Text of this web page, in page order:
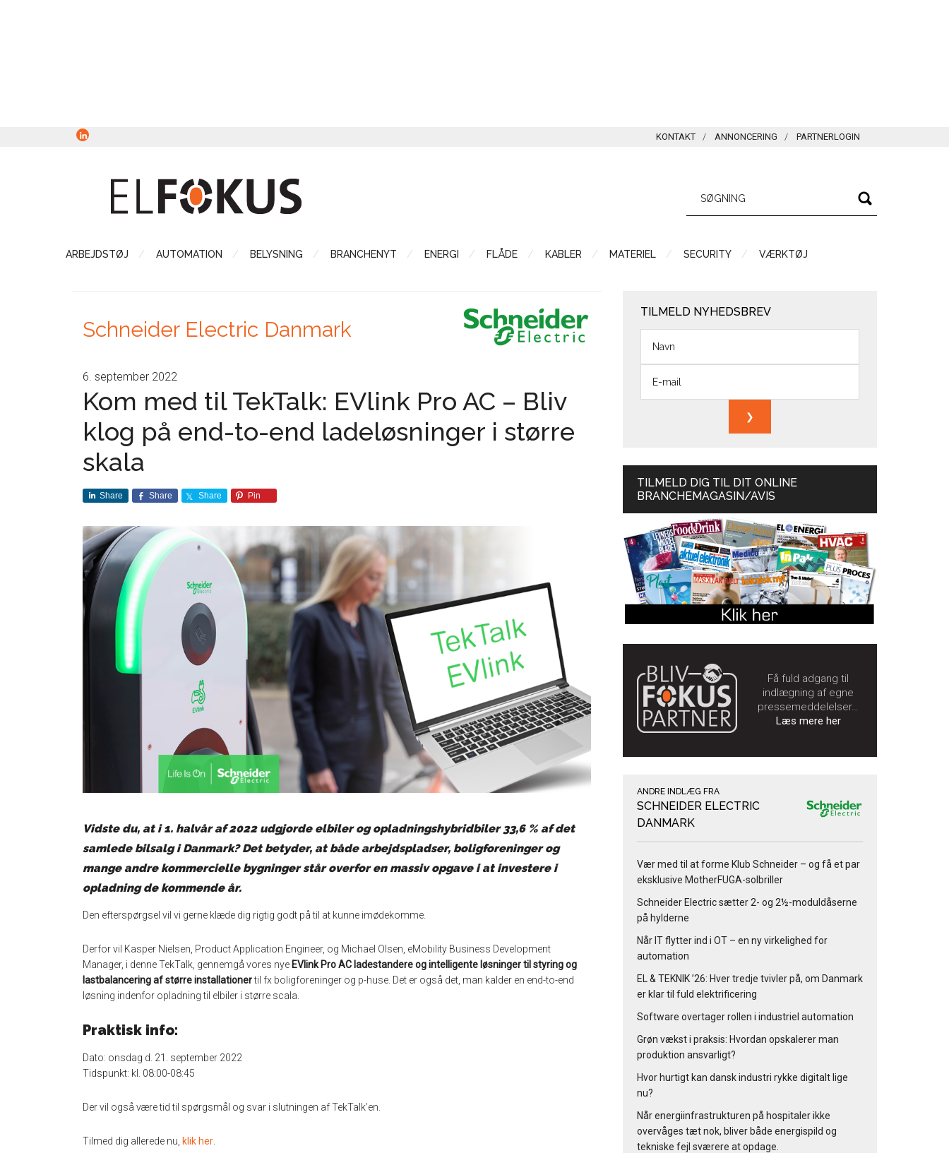
KONTAKT ANNONCERING PARTNERLOGIN
ARBEJDSTØJ AUTOMATION BELYSNING BRANCHENYT ENERGI FLÅDE KABLER MATERIEL SECURITY VÆRKTØJ
Schneider Electric Danmark
6. september 2022
Kom med til TekTalk: EVlink Pro AC – Bliv
klog på end-to-end ladeløsninger i større
skala
Share Share Share Pin
Vidste du, at i 1. halvår af 2022 udgjorde elbiler og opladningshybridbiler 33,6 % af det
samlede bilsalg i Danmark? Det betyder, at både arbejdspladser, boligforeninger og
mange andre kommercielle bygninger står overfor en massiv opgave i at investere i
opladning de kommende år.
Den efterspørgsel vil vi gerne klæde dig rigtig godt på til at kunne imødekomme.
Derfor vil Kasper Nielsen, Product Application Engineer, og Michael Olsen, eMobility Business Development
Manager, i denne TekTalk, gennemgå vores nye EVlink Pro AC ladestandere og intelligente løsninger til styring og
lastbalancering af større installationertil fx boligforeninger og p-huse. Det er også det, man kalder en end-to-end
løsning indenfor opladning til elbiler i større scala.
Praktisk info:
Dato: onsdag d. 21. september 2022
Tidspunkt: kl. 08:00-08:45
Der vil også være tid til spørgsmål og svar i slutningen af TekTalk’en.
Tilmed dig allerede nu, klik her.
TILMELD NYHEDSBREV
TILMELD DIG TIL DIT ONLINE
BRANCHEMAGASIN/AVIS
Få fuld adgang til
indlægning af egne
pressemeddelelser…
Læs mere her
ANDRE INDLÆG FRA
SCHNEIDER ELECTRIC
DANMARK
Vær med til at forme Klub Schneider – og få et par
eksklusive MotherFUGA-solbriller
Schneider Electric sætter 2- og 2½-moduldåserne
på hylderne
Når IT flytter ind i OT – en ny virkelighed for
automation
EL & TEKNIK ’26: Hver tredje tvivler på, om Danmark
er klar til fuld elektrificering
Software overtager rollen i industriel automation
Grøn vækst i praksis: Hvordan opskalerer man
produktion ansvarligt?
Hvor hurtigt kan dansk industri rykke digitalt lige
nu?
Når energiinfrastrukturen på hospitaler ikke
overvåges tæt nok, bliver både energispild og
tekniske fejl sværere at opdage.